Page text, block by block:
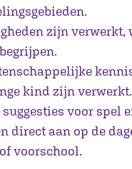
zijn verwerkt,
kind zijn verwerkt.
voor spel
direct aan op de
voorschool.